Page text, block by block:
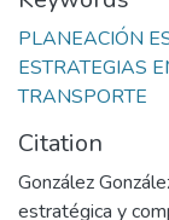
PLANEACIÓN
ESTRATEGIAS
TRANSPORTE
Citation
González
estratégica y